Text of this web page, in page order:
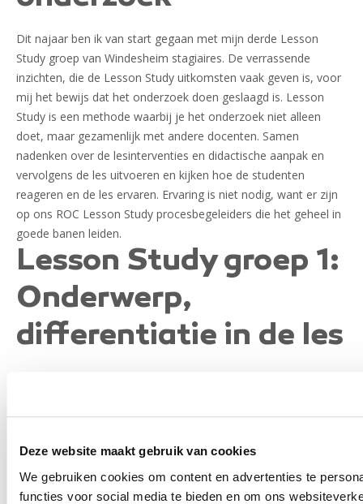
Deze website maakt gebruik van cookies
We gebruiken cookies om content en advertenties te
functies voor social media te bieden en om ons
Dit najaar ben ik van start gegaan met mijn derde Lesson
Study groep van Windesheim stagiaires. De verrassende
inzichten, die de Lesson Study uitkomsten vaak geven is, voor
mij het bewijs dat het onderzoek doen geslaagd is. Lesson
Study is een methode waarbij je het onderzoek niet alleen
doet, maar gezamenlijk met andere docenten. Samen
nadenken over de lesinterventies en didactische aanpak en
vervolgens de les uitvoeren en kijken hoe de studenten
reageren en de les ervaren. Ervaring is niet nodig, want er zijn
op ons ROC Lesson Study procesbegeleiders die het geheel in
goede banen leiden.
Lesson Study groep 1:
Onderwerp,
differentiatie in de les
verrijken. Het doel van het uiteindelijk onderzoek voor ons als
op onderwijs op behoefte/niveau. Als laatste vonden wij het
belangrijk om inzicht te krijgen op welke manier het effect
heeft gehad op de houding van de leerling.